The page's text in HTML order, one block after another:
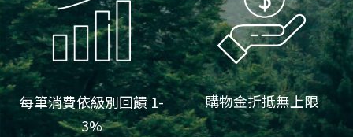
每筆消費依級別回饋 1-
3%
購物金折抵無上限